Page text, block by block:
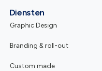
Diensten
Graphic Design
Branding & roll-out
Custom made